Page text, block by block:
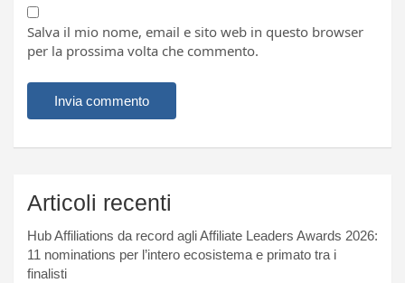
Salva il mio nome, email e sito web in questo browser
per la prossima volta che commento.
Articoli recenti
Hub Affiliations da record agli Affiliate Leaders Awards 2026:
11 nominations per l’intero ecosistema e primato tra i
finalisti